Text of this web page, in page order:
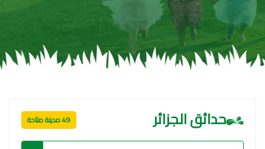
حدائق الجزائر 49 مدينة متاحة